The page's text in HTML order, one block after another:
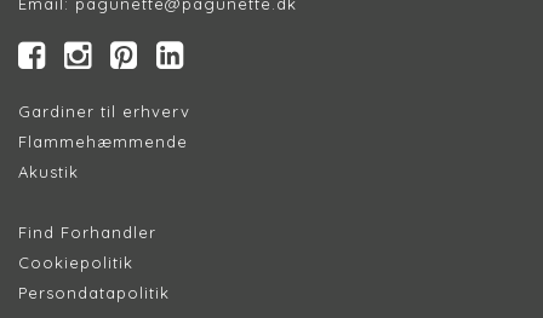
Gardiner til erhverv
Flammehæmmende
Akustik
Find Forhandler
Cookiepolitik
Persondatapolitik